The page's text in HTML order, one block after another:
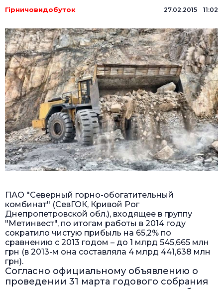
Гірничовидобуток 27.02.2015 11:02
ПАО "Северный горно-обогатительный
комбинат" (СевГОК, Кривой Рог
Днепропетровской обл.), входящее в группу
"Метинвест", по итогам работы в 2014 году
сократило чистую прибыль на 65,2% по
сравнению с 2013 годом – до 1 млрд 545,665 млн
грн (в 2013-м она составляла 4 млрд 441,638 млн
грн).
Согласно официальному объявлению о
проведении 31 марта годового собрания